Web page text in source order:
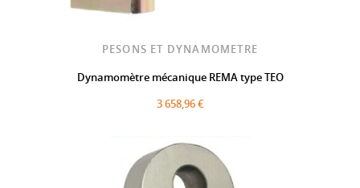
PESONS ET DYNAMOMETRE
Dynamomètre mécanique REMA type TEO
3 658,96 €